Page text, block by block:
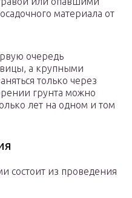
материала от
очередь
а крупными
только через
грунта можно
лет на одном и том
состоит из проведения